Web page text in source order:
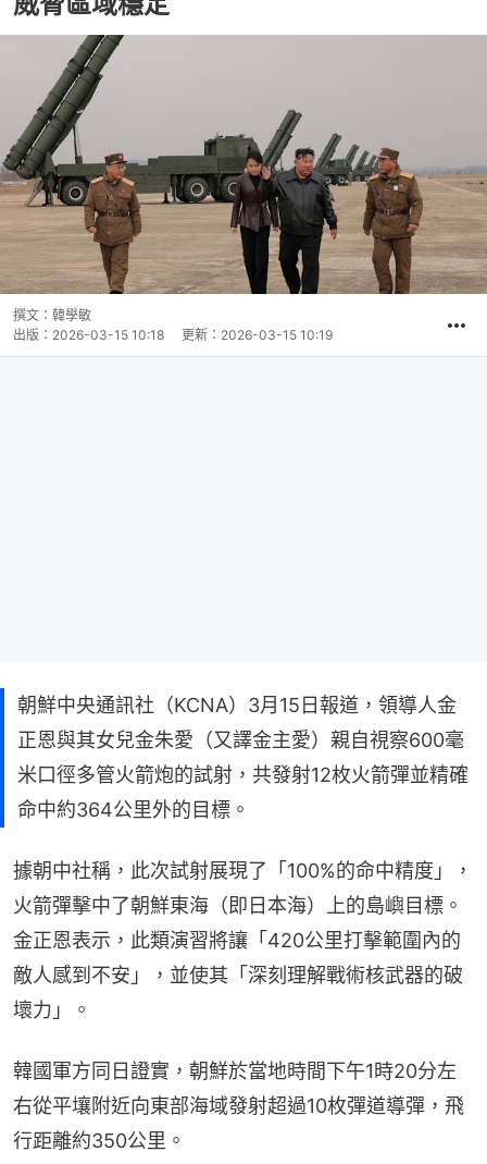
撰文： 韓學敏
出版： 2026-03-15 10:18 更新： 2026-03-15 10:19
朝鮮中央通訊社（KCNA）3月15日報道，領導人金
正恩與其女兒金朱愛（又譯金主愛）親自視察600毫
米口徑多管火箭炮的試射，共發射12枚火箭彈並精確
命中約364公里外的目標。
據朝中社稱，此次試射展現了「100%的命中精度」，
火箭彈擊中了朝鮮東海（即日本海）上的島嶼目標。
金正恩表示，此類演習將讓「420公里打擊範圍內的
敵人感到不安」，並使其「深刻理解戰術核武器的破
壞力」。
韓國軍方同日證實，朝鮮於當地時間下午1時20分左
右從平壤附近向東部海域發射超過10枚彈道導彈，飛
行距離約350公里。